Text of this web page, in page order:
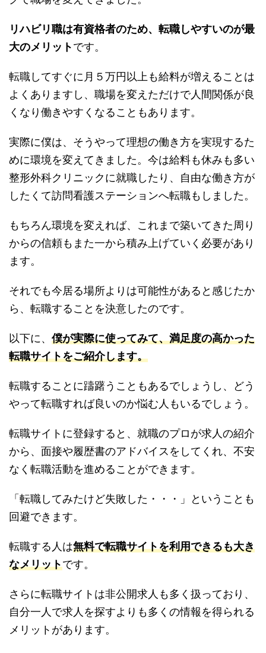
リハビリ職は有資格者のため、転職しやすいのが最
大のメリットです。
転職してすぐに月５万円以上も給料が増えることは
よくありますし、職場を変えただけで人間関係が良
くなり働きやすくなることもあります。
実際に僕は、そうやって理想の働き方を実現するた
めに環境を変えてきました。今は給料も休みも多い
整形外科クリニックに就職したり、自由な働き方が
したくて訪問看護ステーションへ転職もしました。
もちろん環境を変えれば、これまで築いてきた周り
からの信頼もまた一から積み上げていく必要があり
ます。
それでも今居る場所よりは可能性があると感じたか
ら、転職することを決意したのです。
以下に、 僕が実際に使ってみて、満足度の高かった
転職サイトをご紹介します。
転職することに躊躇うこともあるでしょうし、どう
やって転職すれば良いのか悩む人もいるでしょう。
転職サイトに登録すると、就職のプロが求人の紹介
から、面接や履歴書のアドバイスをしてくれ、不安
なく転職活動を進めることができます。
「転職してみたけど失敗した・・・」ということも
回避できます。
転職する人は無料で転職サイトを利用できるも大き
なメリットです。
さらに転職サイトは非公開求人も多く扱っており、
自分一人で求人を探すよりも多くの情報を得られる
メリットがあります。